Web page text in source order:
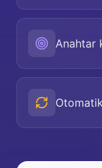
Anahtar